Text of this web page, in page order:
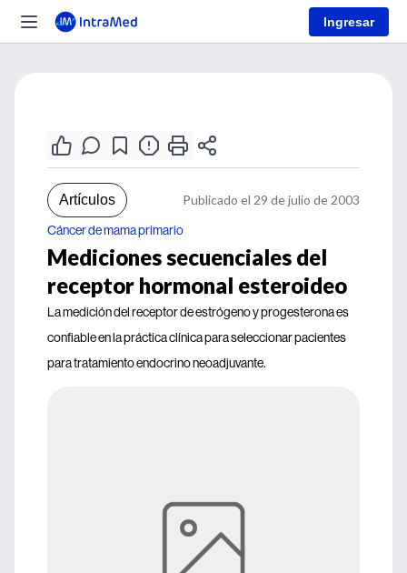
Ingresar
Artículos Publicado el 29 de julio de 2003
Cáncer de mama primario
Mediciones secuenciales del
receptor hormonal esteroideo
La medición del receptor de estrógeno y progesterona es
confiable en la práctica clínica para seleccionar pacientes
para tratamiento endocrino neoadjuvante.